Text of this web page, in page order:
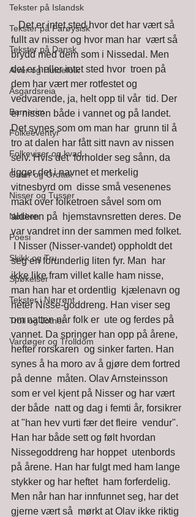
Tekster på Islandsk
Tekster på Farøysisk
Tekster på Dansk
Alver og Huldefolk
Åsgardsreia
Barnerim
Folkeeventyr
Folkeviser og kvad
Gater og Ordtak
Nisser og Tusser
Nøkken
Poesi
Skikk og Tru
Spøkelser
Tekster i Nørrønt
Troll og Jotner
Vardøger og Trolldom
   Det er intet sted hvor det har vært så
fullt av nisser og hvor man har  vært så
brydd med dem som i Nissedal. Men
det er heller intet sted hvor  troen på
dem har vært mer rotfestet og
vedvarende, ja, helt opp til vår  tid. Der
er nissen både i vannet og på landet.
Det synes som om man har  grunn til å
tro at dalen har fått sitt navn av nissen
selv. Hvis det  forholder seg sånn, da
ligger det i navnet et merkelig
vitnesbyrd om  disse små vesenenes
makt over folketroen såvel som om
alderen på  hjemstavnsretten deres. De
var vandret inn der sammen med folket.
I Nisser (Nisser-vandet) oppholdt det
seg en forunderlig liten fyr. Man  har
ikke like fram villet kalle ham nisse,
man han har et ordentlig  kjælenavn og
heter Nisse-goddreng. Han viser seg
om natten når folk er  ute og ferdes på
vannet. Da springer han opp på årene,
hefter rorskaren  og sinker farten. Han
synes å ha moro av å gjøre dem fortred
på denne  måten. Olav Arnsteinsson
som er vel kjent på Nisser og har vært
der både  natt og dag i femti år, forsikrer
at "han hev vurti fær det fleire  vendur".
Han har både sett og følt hvordan
Nissegoddreng har hoppet  utenbords
på årene. Han har fulgt med ham lange
stykker og har heftet  ham forferdelig.
Men når han har innfunnet seg, har det
gjerne vært så  mørkt at Olav ikke riktig